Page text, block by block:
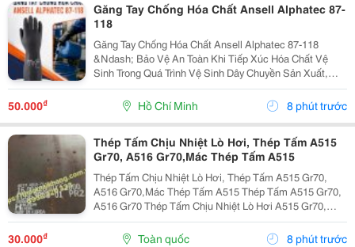
Găng Tay Chống Hóa Chất Ansell Alphatec 87-
118
Găng Tay Chống Hóa Chất Ansell Alphatec 87-118
&Ndash; Bảo Vệ An Toàn Khi Tiếp Xúc Hóa Chất Vệ
Sinh Trong Quá Trình Vệ Sinh Dây Chuyền Sản Xuất,
Nhà Máy Và Khu Công Nghiệp, Người Lao Động
Thường Xuyên Tiếp Xúc Với Hóa Chất Tẩy Rửa, Dung
Dịch Khử...
50.000₫ Hồ Chí Minh 8 phút trước
Thép Tấm Chịu Nhiệt Lò Hơi, Thép Tấm A515
Gr70, A516 Gr70,Mác Thép Tấm A515
Thép Tấm Chịu Nhiệt Lò Hơi, Thép Tấm A515 Gr70,
A516 Gr70,Mác Thép Tấm A515 Thép Tấm A515 Gr70,
A516 Gr70 Thép Tấm Chịu Nhiệt Lò Hơi A515 Gr70,
A516 Gr70,20Mm,25Mm Thép Tấm Lò Hơi A515 Gr70
Là Loại Thép Hợp Kim Carbon-Silicon Chất Lượng
30.000₫ Toàn quốc 8 phút trước